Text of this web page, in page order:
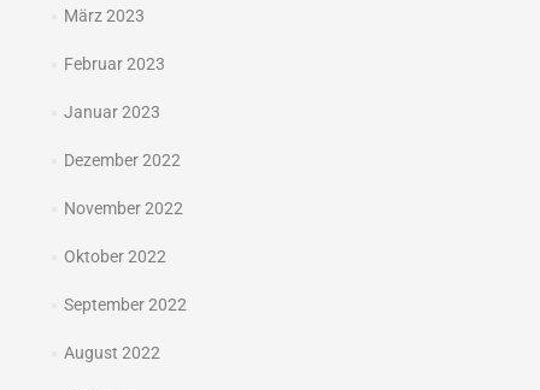
März 2023
Februar 2023
Januar 2023
Dezember 2022
November 2022
Oktober 2022
September 2022
August 2022